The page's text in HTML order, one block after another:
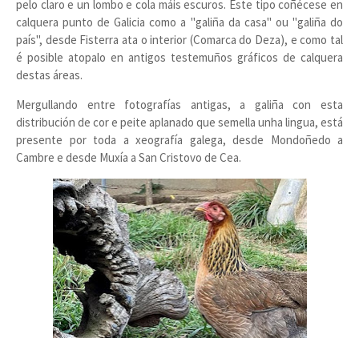
pelo claro e un lombo e cola máis escuros. Este tipo coñécese en
calquera punto de Galicia como a "galiña da casa" ou "galiña do
país", desde Fisterra ata o interior (Comarca do Deza), e como tal
é posible atopalo en antigos testemuños gráficos de calquera
destas áreas.
Mergullando entre fotografías antigas, a galiña con esta
distribución de cor e peite aplanado que semella unha lingua, está
presente por toda a xeografía galega, desde Mondoñedo a
Cambre e desde Muxía a San Cristovo de Cea.